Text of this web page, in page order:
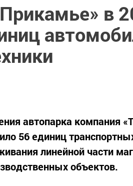
в
автопарка компания
56 единиц
линейной части
объектов.